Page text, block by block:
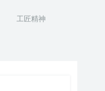
工匠精神